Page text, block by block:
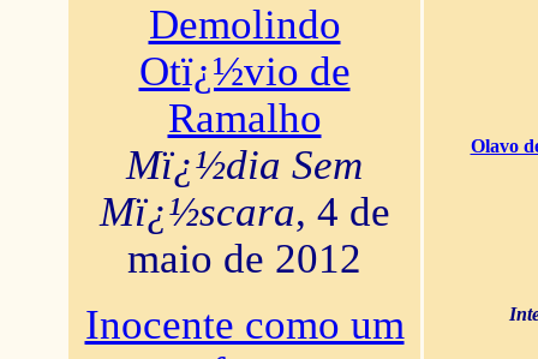
Demolindo
Otï¿½vio de
Ramalho
Mï¿½dia Sem
Mï¿½scara, 4 de
maio de 2012
Inocente como um
Olavo